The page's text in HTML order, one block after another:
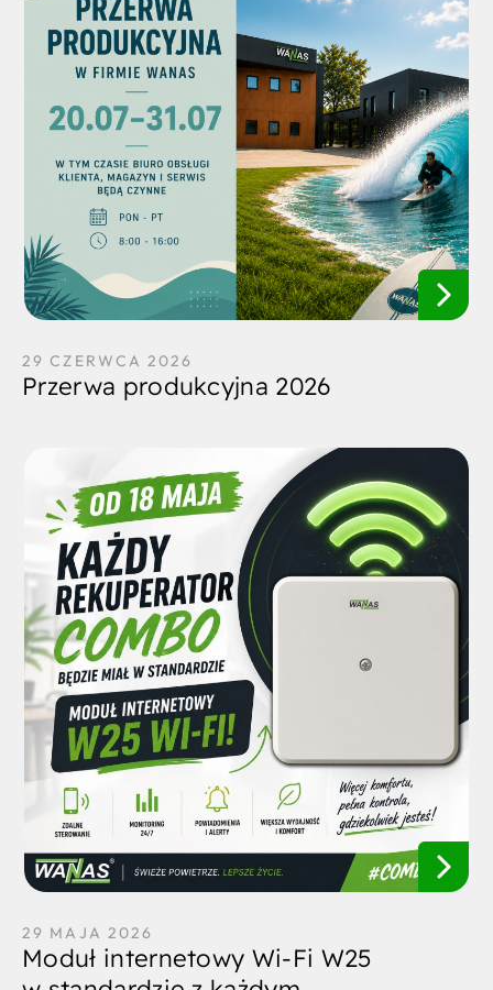
29 CZERWCA 2026
Przerwa produkcyjna 2026
29 MAJA 2026
Moduł internetowy Wi-Fi W25